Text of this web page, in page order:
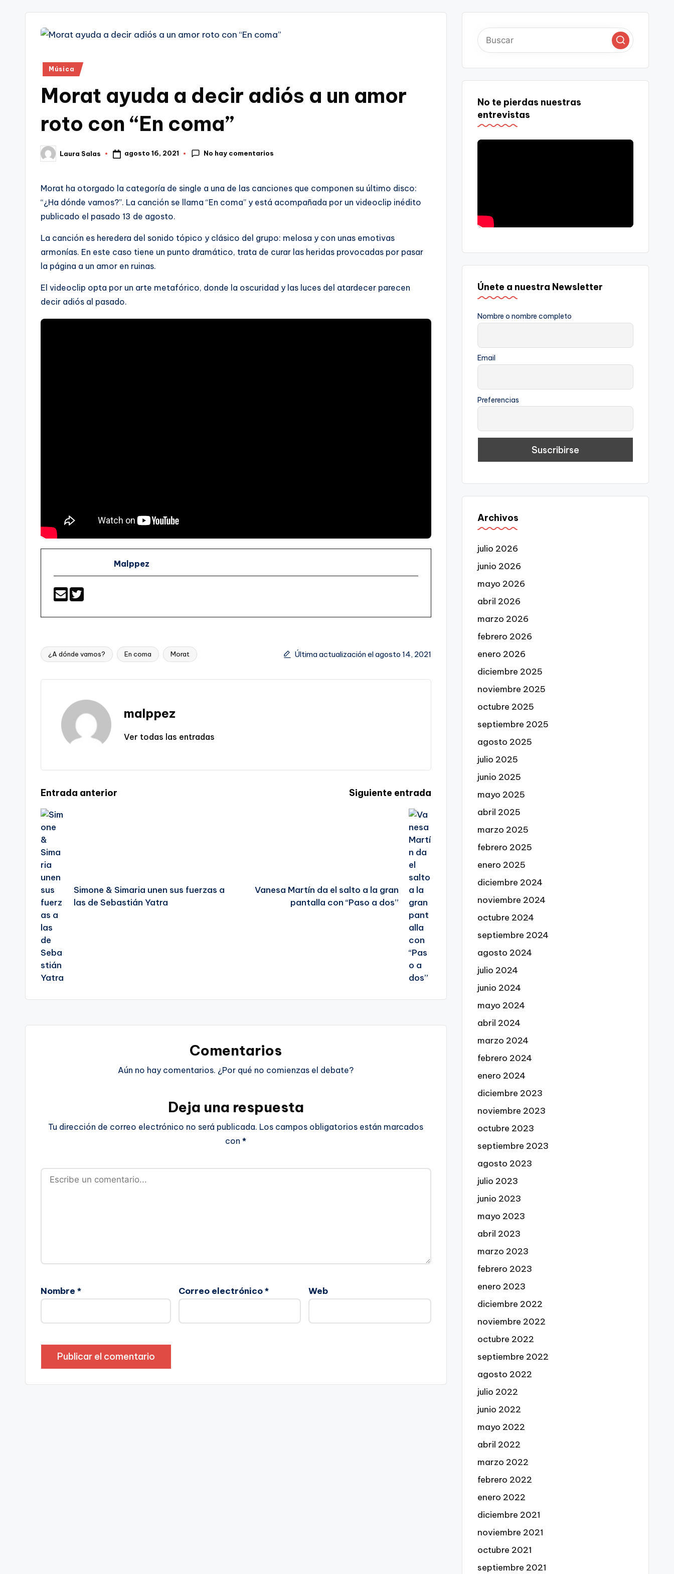
Publicado
Música
Morat ayuda a decir adiós a un amor
roto con “En coma”
Publicado
por
Laura Salas agosto 16, 2021 No hay comentarios
Morat ha otorgado la categoría de single a una de las canciones que componen su último disco:
“¿Ha dónde vamos?”. La canción se llama “En coma” y está acompañada por un videoclip inédito
publicado el pasado 13 de agosto.
La canción es heredera del sonido tópico y clásico del grupo: melosa y con unas emotivas
armonías. En este caso tiene un punto dramático, trata de curar las heridas provocadas por pasar
la página a un amor en ruinas.
El videoclip opta por un arte metafórico, donde la oscuridad y las luces del atardecer parecen
decir adiós al pasado.
Malppez
Etiquetas:
¿A dónde vamos? En coma Morat Última actualización el agosto 14, 2021
malppez
Ver todas las entradas
Navegación
de
entradas
Entrada anterior
Simone & Simaria unen sus fuerzas a
las de Sebastián Yatra
Siguiente entrada
Vanesa Martín da el salto a la gran
pantalla con “Paso a dos”
Comentarios
Aún no hay comentarios. ¿Por qué no comienzas el debate?
Deja una respuesta
Tu dirección de correo electrónico no será publicada. Los campos obligatorios están marcados
con*
Nombre * Correo electrónico* Web
No te pierdas nuestras
entrevistas
Únete a nuestra Newsletter
Nombre o nombre completo
Email
Preferencias
Archivos
julio 2026
junio 2026
mayo 2026
abril 2026
marzo 2026
febrero 2026
enero 2026
diciembre 2025
noviembre 2025
octubre 2025
septiembre 2025
agosto 2025
julio 2025
junio 2025
mayo 2025
abril 2025
marzo 2025
febrero 2025
enero 2025
diciembre 2024
noviembre 2024
octubre 2024
septiembre 2024
agosto 2024
julio 2024
junio 2024
mayo 2024
abril 2024
marzo 2024
febrero 2024
enero 2024
diciembre 2023
noviembre 2023
octubre 2023
septiembre 2023
agosto 2023
julio 2023
junio 2023
mayo 2023
abril 2023
marzo 2023
febrero 2023
enero 2023
diciembre 2022
noviembre 2022
octubre 2022
septiembre 2022
agosto 2022
julio 2022
junio 2022
mayo 2022
abril 2022
marzo 2022
febrero 2022
enero 2022
diciembre 2021
noviembre 2021
octubre 2021
septiembre 2021